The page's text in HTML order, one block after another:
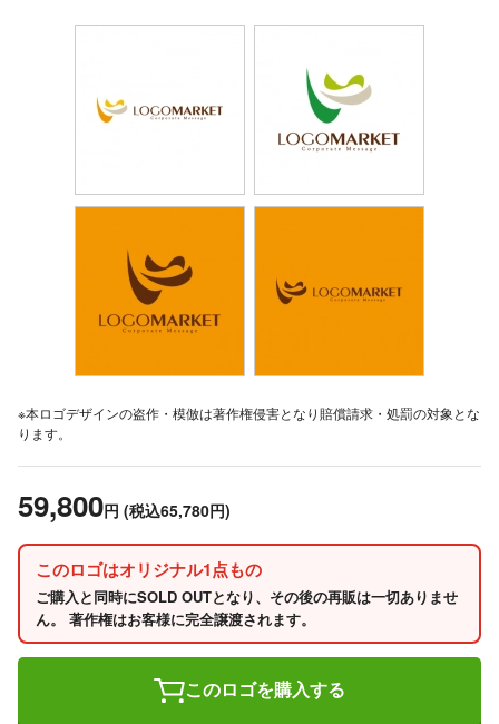
※本ロゴデザインの盗作・模倣は著作権侵害となり賠償請求・処罰の対象とな
ります。
59,800円 (税込65,780円)
このロゴはオリジナル1点もの
ご購入と同時にSOLD OUTとなり、その後の再販は一切ありませ
ん。 著作権はお客様に完全譲渡されます。
このロゴを購入する